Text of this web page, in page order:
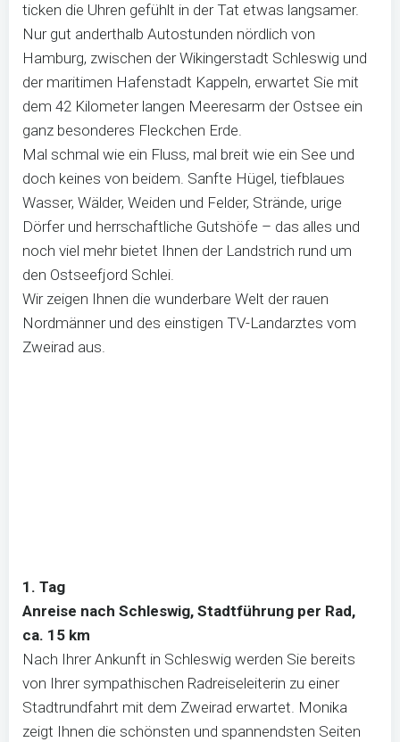
ticken die Uhren gefühlt in der Tat etwas langsamer.
Nur gut anderthalb Autostunden nördlich von
Hamburg, zwischen der Wikingerstadt Schleswig und
der maritimen Hafenstadt Kappeln, erwartet Sie mit
dem 42 Kilometer langen Meeresarm der Ostsee ein
ganz besonderes Fleckchen Erde.
Mal schmal wie ein Fluss, mal breit wie ein See und
doch keines von beidem. Sanfte Hügel, tiefblaues
Wasser, Wälder, Weiden und Felder, Strände, urige
Dörfer und herrschaftliche Gutshöfe – das alles und
noch viel mehr bietet Ihnen der Landstrich rund um
den Ostseefjord Schlei.
Wir zeigen Ihnen die wunderbare Welt der rauen
Nordmänner und des einstigen TV-Landarztes vom
Zweirad aus.
1. Tag
Anreise nach Schleswig, Stadtführung per Rad,
ca. 15 km
Nach Ihrer Ankunft in Schleswig werden Sie bereits
von Ihrer sympathischen Radreiseleiterin zu einer
Stadtrundfahrt mit dem Zweirad erwartet. Monika
zeigt Ihnen die schönsten und spannendsten Seiten